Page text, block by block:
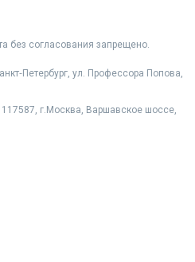
без согласования запрещено.
ул. Профессора Попова,
г.Москва, Варшавское шоссе,